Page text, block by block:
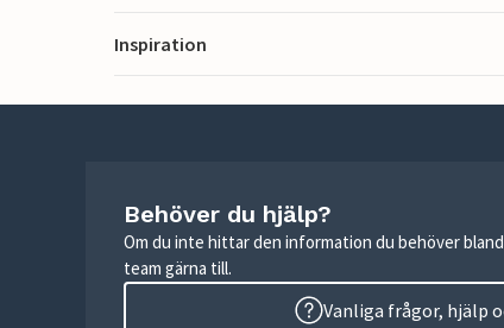
Inspiration
Behöver du hjälp?
Om du inte hittar den information du behöver
team gärna till.
Vanliga frågor, hjälp